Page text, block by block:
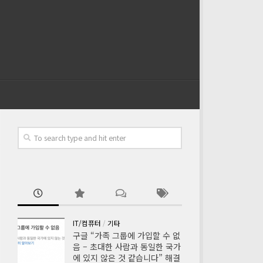
IT/컴퓨터 / 기타
구글 “가족 그룹에 가입할 수 없
음 – 초대한 사람과 동일한 국가
에 있지 않은 것 같습니다” 해결